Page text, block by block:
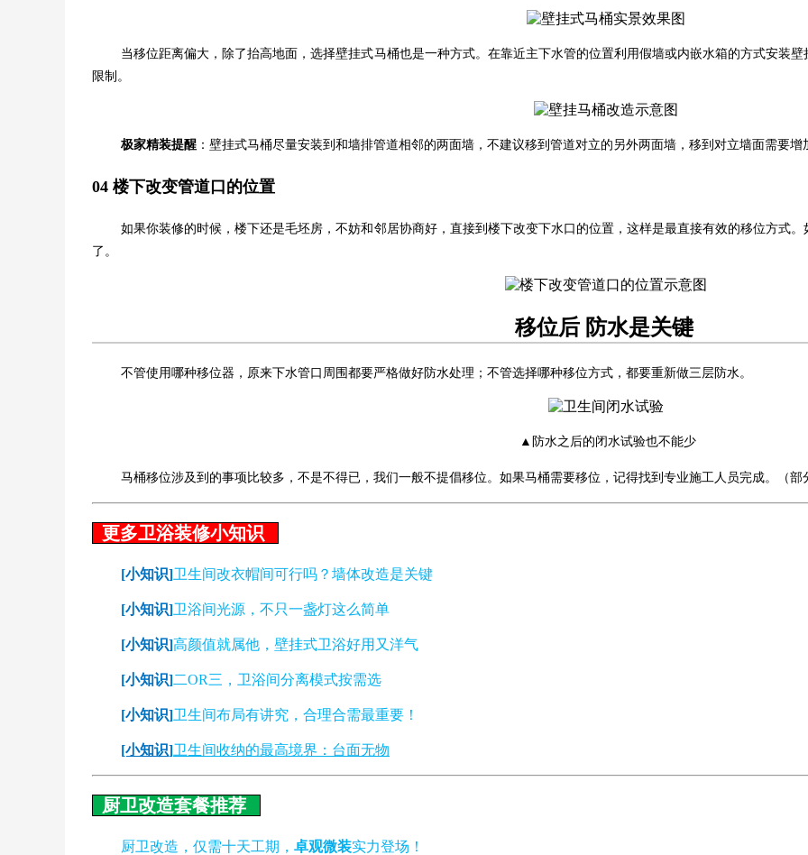
当移位距离偏大，除了抬高地面，选择壁挂式马桶也是一种方式。在靠近主下水管的位置利用假墙或内嵌水箱的方式安装
限制。
极家精装提醒 ：壁挂式马桶尽量安装到和墙排管道相邻的两面墙，不建议移到管道对立的另外两面墙，移到对立墙面需要
04 楼下改变管道口的位置
如果你装修的时候，楼下还是毛坯房，不妨和邻居协商好，直接到楼下改变下水口的位置，这样是最直接有效的移位方式
了。
移位后 防水是关键
不管使用哪种移位器，原来下水管口周围都要严格做好防水处理；不管选择哪种移位方式，都要重新做三层防水。
▲防水之后的闭水试验也不能少
马桶移位涉及到的事项比较多，不是不得已，我们一般不提倡移位。如果马桶需要移位，记得找到专业施工人员完成。（部
更多卫浴装修小知识
[小知识]卫生间改衣帽间可行吗？墙体改造是关键
[小知识]卫浴间光源，不只一盏灯这么简单
[小知识]高颜值就属他，壁挂式卫浴好用又洋气
[小知识]二OR三，卫浴间分离模式按需选
[小知识]卫生间布局有讲究，合理合需最重要！
[小知识]卫生间收纳的最高境界：台面无物
厨卫改造套餐推荐
厨卫改造，仅需十天工期， 卓观微装实力登场！